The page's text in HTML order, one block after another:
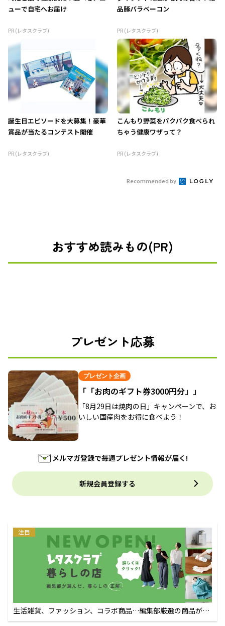
ューで自宅へお届け
PR (レタスクラブ)
品豚バラベーコン
PR (レタスクラブ)
誕生日エピソードを大募集！豪華
賞品が当たるコンテスト開催
PR (レタスクラブ)
こんもり野菜をパクパク食べられ
ちゃう健康ワザって？
PR (レタスクラブ)
Recommended by
おすすめ読みもの(PR)
プレゼント応募
プレゼント企画
「「お肉のギフト券3000円分」」
「8月29日は焼肉の日」キャンペーンで、お
いしい国産肉をお得に食べよう！
メルマガ登録で毎週プレゼント情報が届く!
新規会員登録する
注目
生活雑貨、ファッション、コラボ商品…編集部厳選の商品が買
えるECサイト